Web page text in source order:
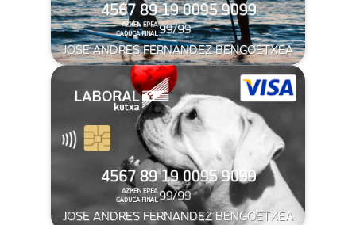
JOSE ANDRES FERNANDEZ BENGOETXEA
JOSE ANDRES FERNANDEZ BENGOETXEA